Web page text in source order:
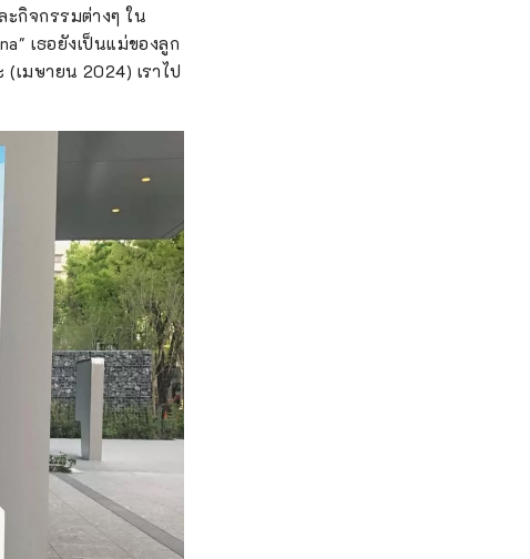
ะกิจกรรมต่างๆ ใน
เธอยังเป็นแม่ของลูก
เมษายน 2024) เราไป